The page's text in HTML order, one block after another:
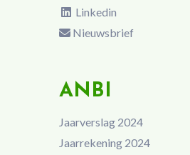
Linkedin
Nieuwsbrief
ANBI
Jaarverslag 2024
Jaarrekening 2024